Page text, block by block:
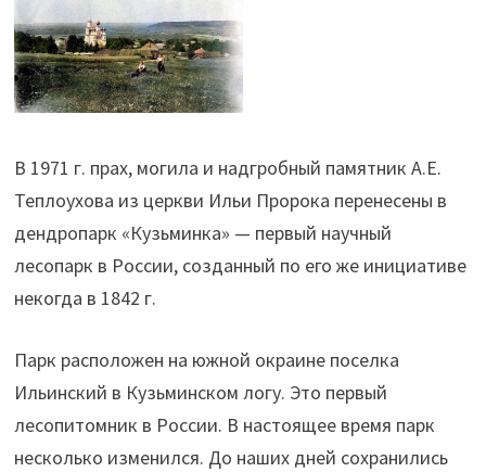
В 1971 г. прах, могила и надгробный памятник А.Е.
Теплоухова из церкви Ильи Пророка перенесены в
дендропарк «Кузьминка» — первый научный
лесопарк в России, созданный по его же инициативе
некогда в 1842 г.
Парк расположен на южной окраине поселка
Ильинский в Кузьминском логу. Это первый
лесопитомник в России. В настоящее время парк
несколько изменился. До наших дней сохранились